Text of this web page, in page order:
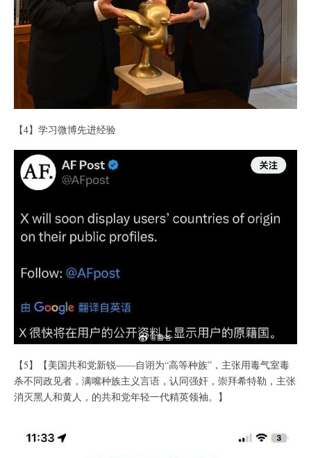
【4】学习微博先进经验
【5】【美国共和党新锐——自诩为“高等种族”，主张用毒气室毒
杀不同政见者，满嘴种族主义言语，认同强奸，崇拜希特勒，主张
消灭黑人和黄人，的共和党年轻一代精英领袖。】